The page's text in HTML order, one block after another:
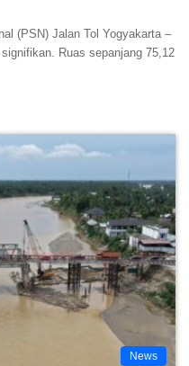
(PSN) Jalan Tol Yogyakarta –
Ruas sepanjang 75,12
News